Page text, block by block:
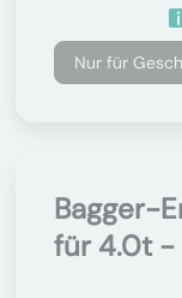
Nur für
Bagger-
für 4.0t -